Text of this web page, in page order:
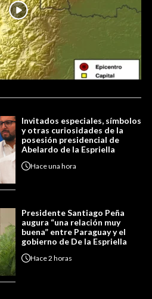
Invitados especiales, símbolos
y otras curiosidades de la
posesión presidencial de
Abelardo de la Espriella
Haceuna hora
Presidente Santiago Peña
augura “una relación muy
buena” entre Paraguay y el
gobierno de De la Espriella
Hace2 horas